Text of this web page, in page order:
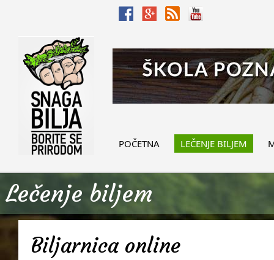
POČETNA LEČENJE BILJEM
Lečenje biljem
Biljarnica online